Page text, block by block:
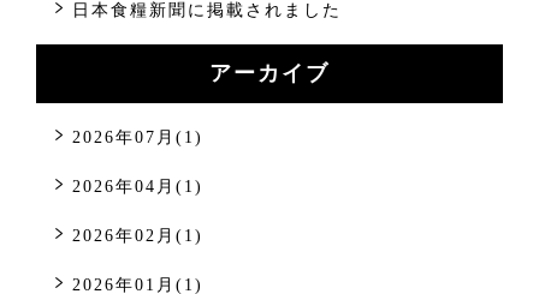
日本食糧新聞に掲載されました
アーカイブ
2026年07月(1)
2026年04月(1)
2026年02月(1)
2026年01月(1)